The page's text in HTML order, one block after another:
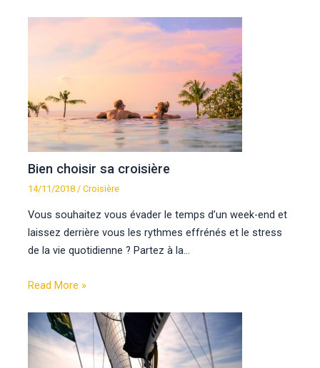
Bien choisir sa croisière
14/11/2018 /Croisière
Vous souhaitez vous évader le temps d’un week-end et
laissez derrière vous les rythmes effrénés et le stress
de la vie quotidienne ? Partez à la…
Read More »